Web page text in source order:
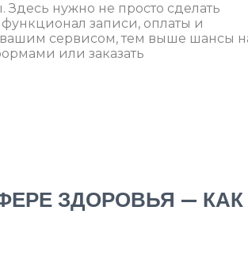
нужно не просто сделать
записи, оплаты и
сервисом, тем выше шансы
или заказать
ЗДОРОВЬЯ — КАК